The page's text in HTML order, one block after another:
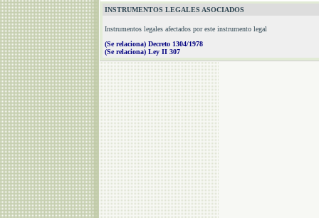
INSTRUMENTOS LEGALES ASOCIADOS
Instrumentos legales afectados por este instrumento legal
(Se relaciona) Decreto 1304/1978
(Se relaciona) Ley II 307